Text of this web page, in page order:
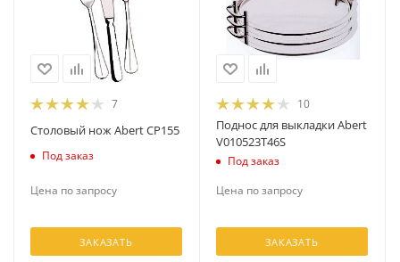
7
Столовый нож Abert CP155
Под заказ
Цена по запросу
ЗАКАЗАТЬ
10
Поднос для выкладки Abert
V010523T46S
Под заказ
Цена по запросу
ЗАКАЗАТЬ